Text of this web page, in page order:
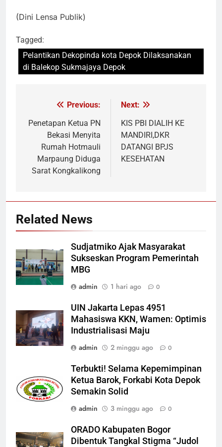
(Dini Lensa Publik)
Tagged:
Pelantikan Dekopinda kota Depok Dilaksanakan
di Balekop Sukmajaya Depok
Navigasi
pos
Previous:
Penetapan Ketua PN
Bekasi Menyita
Rumah Hotmauli
Marpaung Diduga
Sarat Kongkalikong
Next:
KIS PBI DIALIH KE
MANDIRI,DKR
DATANGI BPJS
KESEHATAN
Related News
Sudjatmiko Ajak Masyarakat
Sukseskan Program Pemerintah
MBG
admin
1 hari ago 0
UIN Jakarta Lepas 4951
Mahasiswa KKN, Wamen: Optimis
Industrialisasi Maju
admin
2 minggu ago 0
Terbukti! Selama Kepemimpinan
Ketua Barok, Forkabi Kota Depok
Semakin Solid
admin
3 minggu ago 0
ORADO Kabupaten Bogor
Dibentuk Tangkal Stigma “Judol